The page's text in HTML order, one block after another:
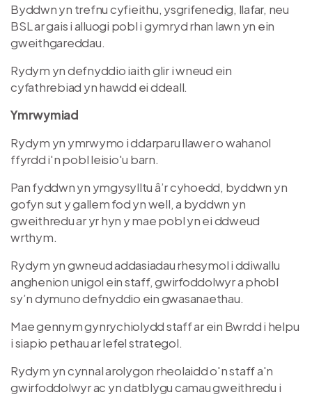
Byddwn yn trefnu cyfieithu, ysgrifenedig, llafar, neu
BSL ar gais i alluogi pobl i gymryd rhan lawn yn ein
gweithgareddau.
Rydym yn defnyddio iaith glir i wneud ein
cyfathrebiad yn hawdd ei ddeall.
Ymrwymiad
Rydym yn ymrwymo i ddarparu llawer o wahanol
ffyrdd i'n pobl leisio'u barn.
Pan fyddwn yn ymgysylltu â’r cyhoedd, byddwn yn
gofyn sut y gallem fod yn well, a byddwn yn
gweithredu ar yr hyn y mae pobl yn ei ddweud
wrthym.
Rydym yn gwneud addasiadau rhesymol i ddiwallu
anghenion unigol ein staff, gwirfoddolwyr a phobl
sy’n dymuno defnyddio ein gwasanaethau.
Mae gennym gynrychiolydd staff ar ein Bwrdd i helpu
i siapio pethau ar lefel strategol.
Rydym yn cynnal arolygon rheolaidd o'n staff a'n
gwirfoddolwyr ac yn datblygu camau gweithredu i